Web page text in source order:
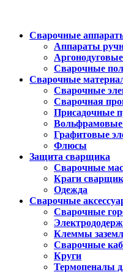
Сварочные
Аппараты
Сварочные
Сварочные
Сварочные
Сварочная
Присадочные
Вольфрамовые
Графитовые
Флюсы
Защита сварщика
Сварочные
Краги
Одежда
Сварочные
Сварочные
Клеммы
Сварочные
Круги
Термопеналы